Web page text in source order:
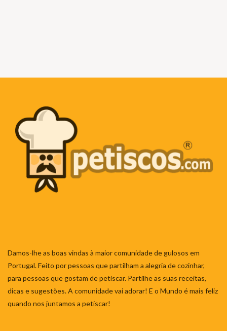
Damos-lhe as boas vindas à maior comunidade de gulosos em
Portugal. Feito por pessoas que partilham a alegria de cozinhar,
para pessoas que gostam de petiscar. Partilhe as suas receitas,
dicas e sugestões. A comunidade vai adorar! E o Mundo é mais feliz
quando nos juntamos a petiscar!